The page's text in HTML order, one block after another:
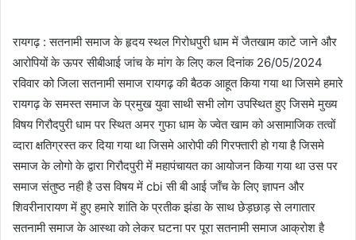
रायगढ़ : सतनामी समाज के हृदय स्थल गिरोधपुरी धाम में जैतखाम काटे जाने और
आरोपियों के ऊपर सीबीआई जांच के मांग के लिए कल दिनांक 26/05/2024
रविवार को जिला सतनामी समाज रायगढ़ की बैठक आहूत किया गया था जिसमे हमारे
रायगढ़ के समस्त समाज के प्रमुख युवा साथी सभी लोग उपस्थित हुए जिसमे मुख्य
विषय गिरौदपुरी धाम पर स्थित अमर गुफा धाम के ज्वेत खाम को असामाजिक तत्वों
व्दारा क्षतिग्रस्त कर दिया गया था जिसमे आरोपी की गिरफ्तारी हो गया है जिसमे
समाज के लोगो के द्वारा गिरौदपुरी में महापंचायत का आयोजन किया गया था उस पर
समाज संतुष्ठ नही है उस विषय में cbi सी बी आई जाँच के लिए ज्ञापन और
शिवरीनारायण में हुए हमारे शांति के प्रतीक झंडा के साथ छेड़छाड़ से लगातार
सतनामी समाज के आस्था को लेकर घटना पर पूरा सतनामी समाज आक्रोश है